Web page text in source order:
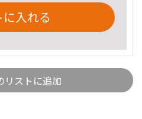
入れる
リストに追加